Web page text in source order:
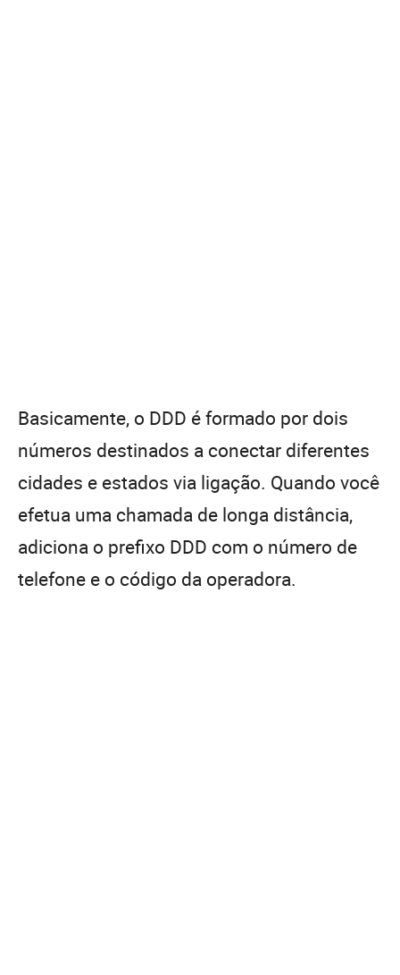
Basicamente, o DDD é formado por dois
números destinados a conectar diferentes
cidades e estados via ligação. Quando você
efetua uma chamada de longa distância,
adiciona o prefixo DDD com o número de
telefone e o código da operadora.